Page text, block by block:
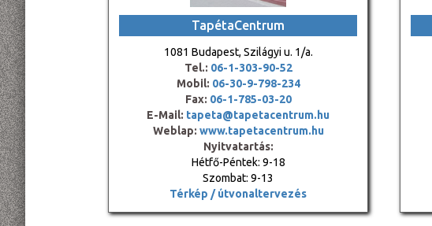
TapétaCentrum
1081 Budapest, Szilágyi u. 1/a.
Tel.: 06-1-303-90-52
Mobil: 06-30-9-798-234
Fax: 06-1-785-03-20
E-Mail: tapeta@tapetacentrum.hu
Weblap: www.tapetacentrum.hu
Nyitvatartás:
Hétfő-Péntek: 9-18
Szombat: 9-13
Térkép / útvonaltervezés